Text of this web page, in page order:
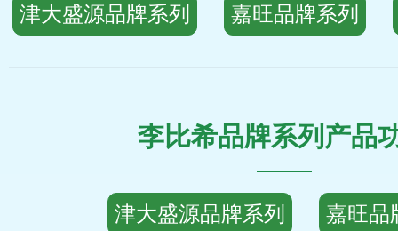
津大盛源品牌系列 嘉旺品牌系列
李比希品牌系列产品
津大盛源品牌系列 嘉旺品